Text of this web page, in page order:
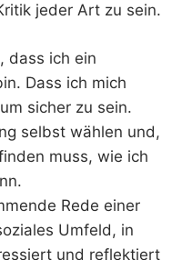
jeder Art zu sein.
dass ich ein
Dass ich mich
sicher zu sein.
selbst wählen und,
muss, wie ich
Rede einer
Umfeld, in
und reflektiert